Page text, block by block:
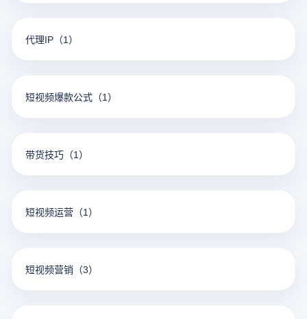
代理IP （1）
短视频爆款公式 （1）
带货技巧 （1）
短视频运营 （1）
短视频营销 （3）